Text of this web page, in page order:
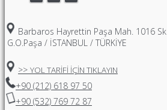
Barbaros Hayrettin Paşa Mah. 1016
G.O.Paşa / İSTANBUL / TÜRKİYE
>> YOL TARİFİ İÇİN TIKLAYIN
+90 (212) 618 97 50
+90 (532) 769 72 87